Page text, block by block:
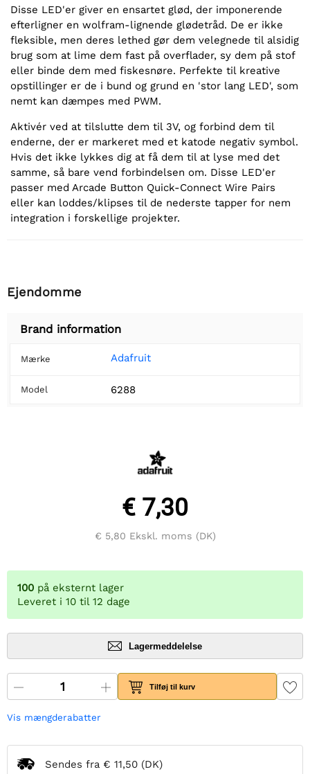
Disse LED'er giver en ensartet glød, der imponerende
efterligner en wolfram-lignende glødetråd. De er ikke
fleksible, men deres lethed gør dem velegnede til alsidig
brug som at lime dem fast på overflader, sy dem på stof
eller binde dem med fiskesnøre. Perfekte til kreative
opstillinger er de i bund og grund en 'stor lang LED', som
nemt kan dæmpes med PWM.
Aktivér ved at tilslutte dem til 3V, og forbind dem til
enderne, der er markeret med et katode negativ symbol.
Hvis det ikke lykkes dig at få dem til at lyse med det
samme, så bare vend forbindelsen om. Disse LED'er
passer med Arcade Button Quick-Connect Wire Pairs
eller kan loddes/klipses til de nederste tapper for nem
integration i forskellige projekter.
Ejendomme
Brand information
Mærke Adafruit
Model 6288
€ 7,30
€ 5,80 Ekskl. moms (DK)
100 på eksternt lager
Leveret i 10 til 12 dage
Lagermeddelelse
Tilføj til kurv
Vis mængderabatter
Sendes fra € 11,50 (DK)